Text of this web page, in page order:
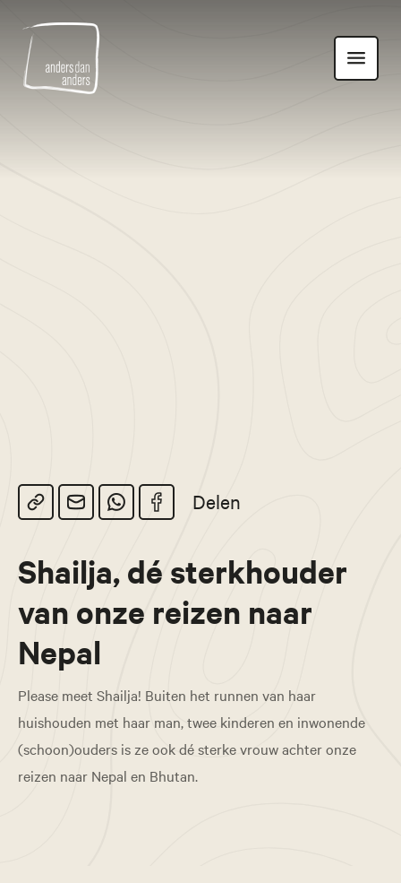
Anders
dan
Anders
Toon
navigatie
Delen
Shailja, dé sterkhouder
van onze reizen naar
Nepal
Please meet Shailja! Buiten het runnen van haar
huishouden met haar man, twee kinderen en inwonende
(schoon)ouders is ze ook dé sterke vrouw achter onze
reizen naar Nepal en Bhutan.